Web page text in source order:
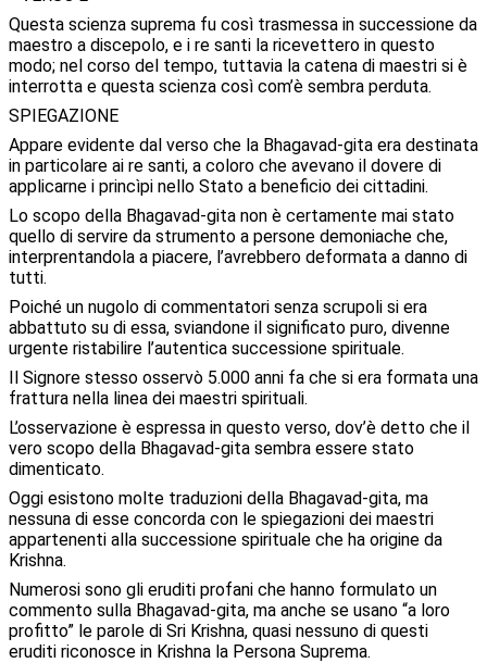
Questa scienza suprema fu così trasmessa in successione da
maestro a discepolo, e i re santi la ricevettero in questo
modo; nel corso del tempo, tuttavia la catena di maestri si è
interrotta e questa scienza così com’è sembra perduta.
SPIEGAZIONE
Appare evidente dal verso che la Bhagavad-gita era destinata
in particolare ai re santi, a coloro che avevano il dovere di
applicarne i princìpi nello Stato a beneficio dei cittadini.
Lo scopo della Bhagavad-gita non è certamente mai stato
quello di servire da strumento a persone demoniache che,
interprentandola a piacere, l’avrebbero deformata a danno di
tutti.
Poiché un nugolo di commentatori senza scrupoli si era
abbattuto su di essa, sviandone il significato puro, divenne
urgente ristabilire l’autentica successione spirituale.
Il Signore stesso osservò 5.000 anni fa che si era formata una
frattura nella linea dei maestri spirituali.
L’osservazione è espressa in questo verso, dov’è detto che il
vero scopo della Bhagavad-gita sembra essere stato
dimenticato.
Oggi esistono molte traduzioni della Bhagavad-gita, ma
nessuna di esse concorda con le spiegazioni dei maestri
appartenenti alla successione spirituale che ha origine da
Krishna.
Numerosi sono gli eruditi profani che hanno formulato un
commento sulla Bhagavad-gita, ma anche se usano “a loro
profitto” le parole di Sri Krishna, quasi nessuno di questi
eruditi riconosce in Krishna la Persona Suprema.